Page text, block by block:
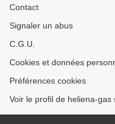
Contact
Signaler un abus
C.G.U.
Cookies et données
Préférences cookies
Voir le profil de heliena-gas